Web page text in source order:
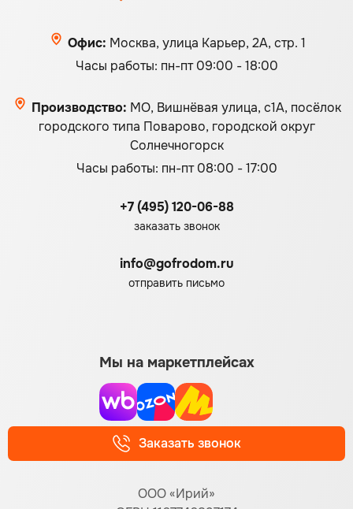
Офис: Москва, улица Карьер, 2А, стр. 1
Часы работы: пн-пт 09:00 - 18:00
Производство: МО, Вишнёвая улица, с1А, посёлок
городского типа Поварово, городской округ
Солнечногорск
Часы работы: пн-пт 08:00 - 17:00
+7 (495) 120-06-88
заказать звонок
info@gofrodom.ru
отправить письмо
ООО «Ирий»
Заказать звонок
Мы на маркетплейсах